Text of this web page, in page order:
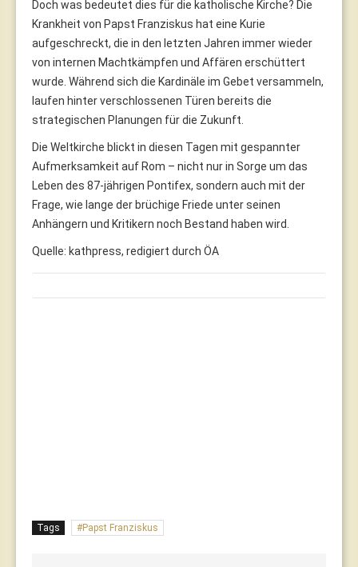
Doch was bedeutet dies für die katholische Kirche? Die
Krankheit von Papst Franziskus hat eine Kurie
aufgeschreckt, die in den letzten Jahren immer wieder
von internen Machtkämpfen und Affären erschüttert
wurde. Während sich die Kardinäle im Gebet versammeln,
laufen hinter verschlossenen Türen bereits die
strategischen Planungen für die Zukunft.
Die Weltkirche blickt in diesen Tagen mit gespannter
Aufmerksamkeit auf Rom – nicht nur in Sorge um das
Leben des 87-jährigen Pontifex, sondern auch mit der
Frage, wie lange der brüchige Friede unter seinen
Anhängern und Kritikern noch Bestand haben wird.
Quelle: kathpress, redigiert durch ÖA
Tags Papst Franziskus